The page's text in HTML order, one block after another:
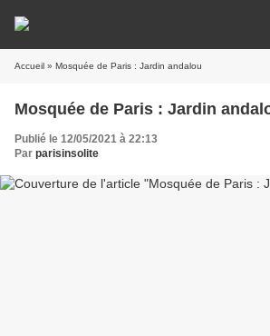
Accueil » Mosquée de Paris : Jardin andalou
Mosquée de Paris : Jardin
Publié le 12/05/2021 à 22:13
Par parisinsolite